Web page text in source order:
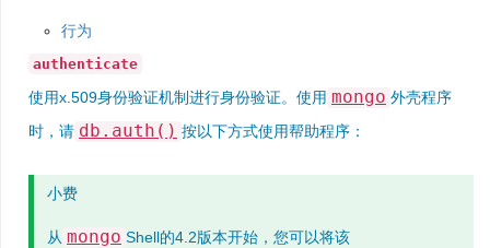
行为
authenticate
使用x.509身份验证机制进行身份验证。使用 mongo 外壳程序
时，请 db.auth() 按以下方式使用帮助程序：
小费
从 mongo Shell的4.2版本开始，您可以将该